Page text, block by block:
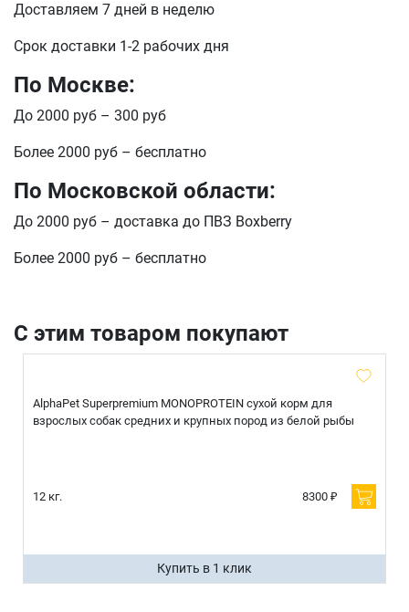
Доставляем 7 дней в неделю
Срок доставки 1-2 рабочих дня
По Москве:
До 2000 руб – 300 руб
Более 2000 руб – бесплатно
По Московской области:
До 2000 руб – доставка до ПВЗ Boxberry
Более 2000 руб – бесплатно
С этим товаром покупают
AlphaPet Superpremium MONOPROTEIN сухой корм для
взрослых собак средних и крупных пород из белой рыбы
12 кг. 8300 ₽
Купить в 1 клик
Продолжить покупки
Оформить заказ
E-mail
отправить